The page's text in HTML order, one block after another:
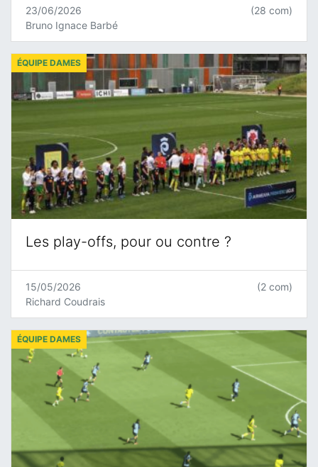
23/06/2026
Bruno Ignace Barbé
(28 com)
Les play-offs, pour ou contre ?
ÉQUIPE DAMES
15/05/2026
Richard Coudrais
(2 com)
ÉQUIPE DAMES